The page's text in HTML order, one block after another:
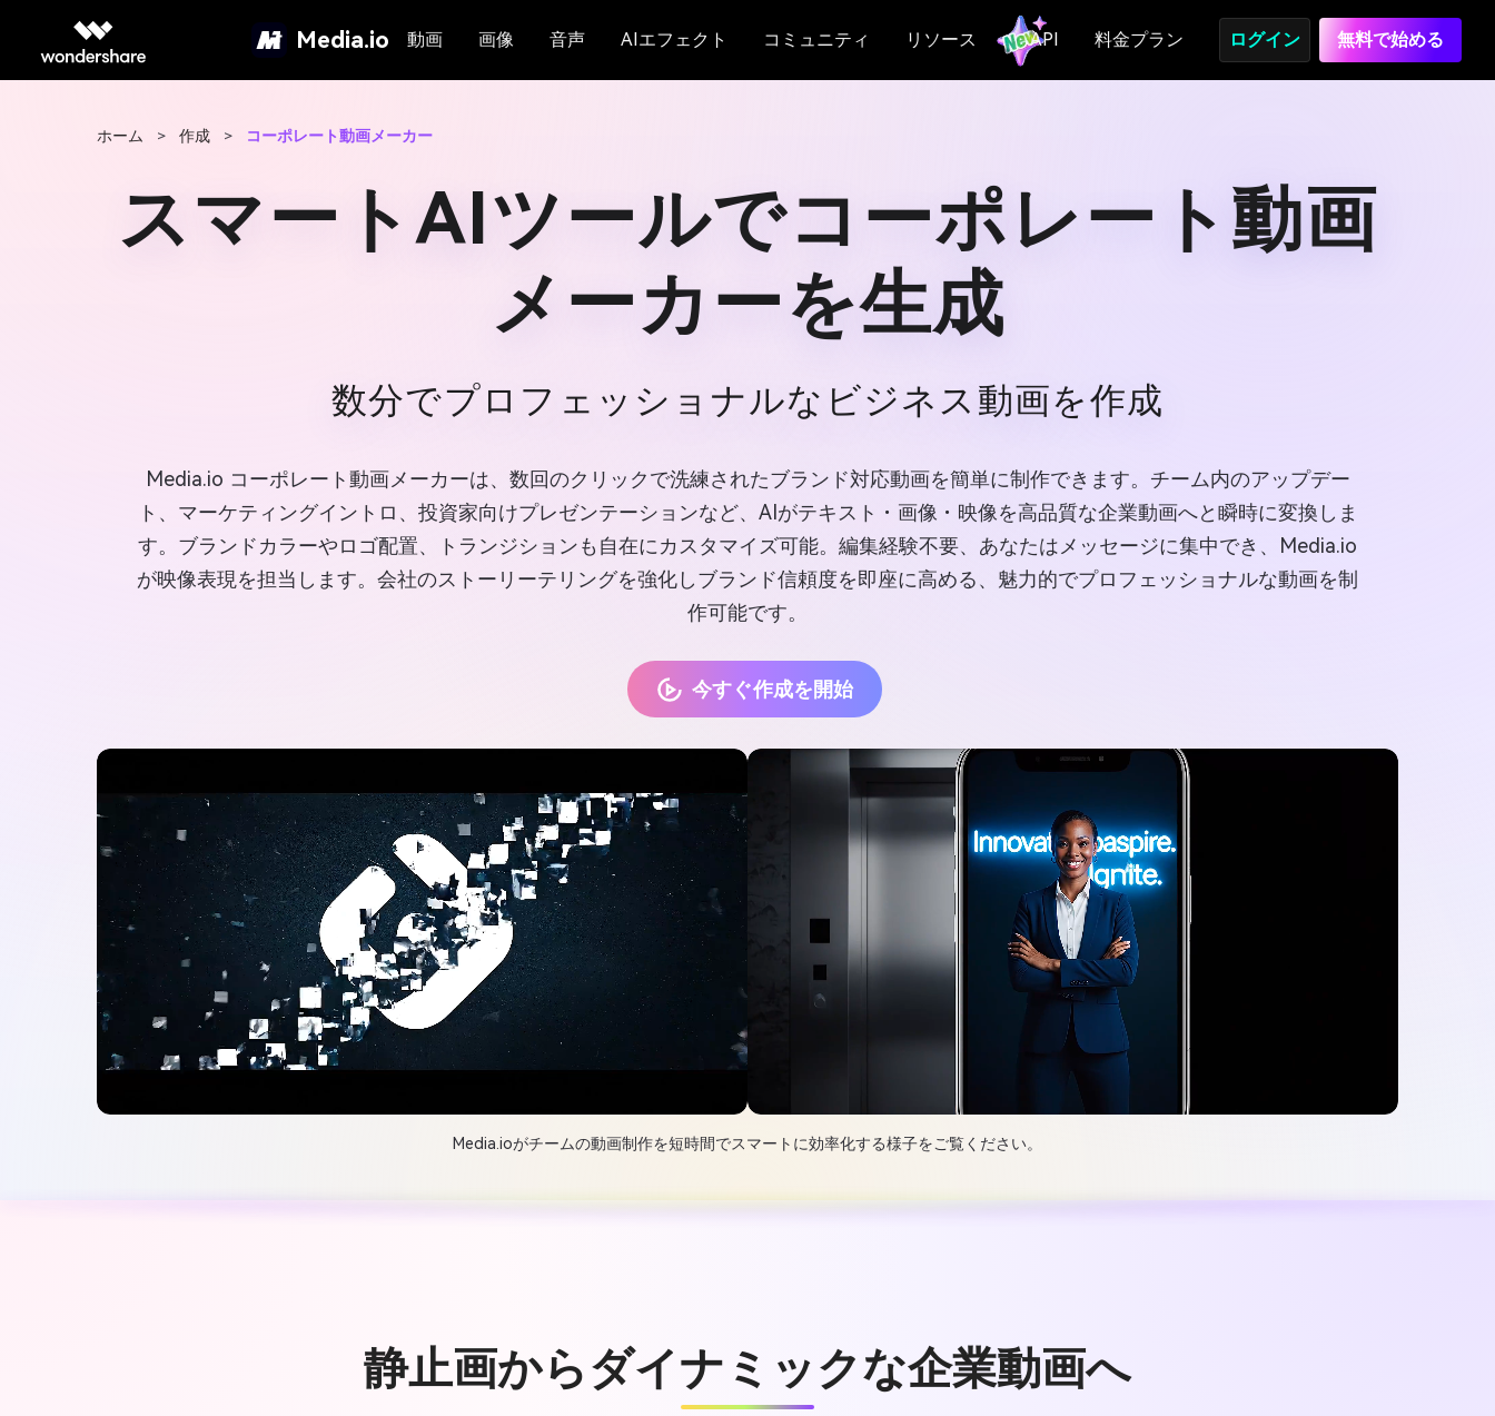
Media.io 動画 画像 音声 AIエフェクト コミュニティ リソース API 料金プラン ログイン 無料で始める
ホーム > 作成 > コーポレート動画メーカー
スマートAIツールでコーポレート動画
メーカーを生成
数分でプロフェッショナルなビジネス動画を作成
Media.io コーポレート動画メーカーは、数回のクリックで洗練されたブランド対応動画を簡単に制作できます。チーム内のアップデー
ト、マーケティングイントロ、投資家向けプレゼンテーションなど、AIがテキスト・画像・映像を高品質な企業動画へと瞬時に変換しま
す。ブランドカラーやロゴ配置、トランジションも自在にカスタマイズ可能。編集経験不要、あなたはメッセージに集中でき、Media.io
が映像表現を担当します。会社のストーリーテリングを強化しブランド信頼度を即座に高める、魅力的でプロフェッショナルな動画を制
作可能です。
今すぐ作成を開始
Media.ioがチームの動画制作を短時間でスマートに効率化する様子をご覧ください。
静止画からダイナミックな企業動画へ